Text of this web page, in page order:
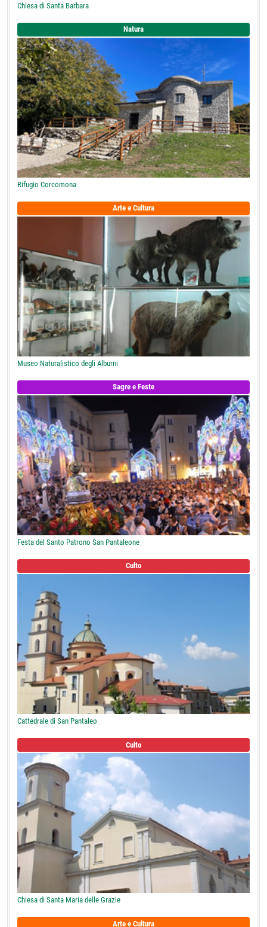
Chiesa di Santa Barbara
Natura
Rifugio Corcomona
Arte e Cultura
Museo Naturalistico degli Alburni
Sagre e Feste
Festa del Santo Patrono San Pantaleone
Culto
Cattedrale di San Pantaleo
Culto
Chiesa di Santa Maria delle Grazie
Arte e Cultura